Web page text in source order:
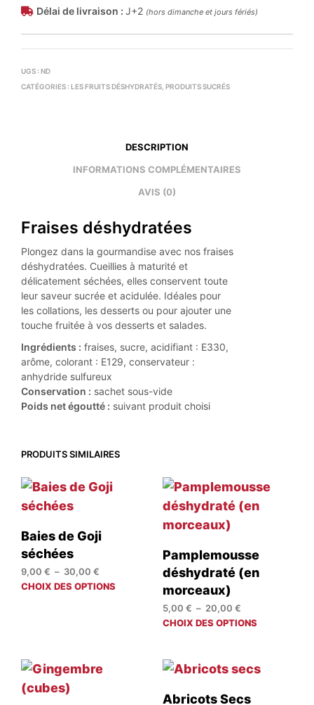
Délai de livraison : J+2 (hors dimanche et jours fériés)
UGS : ND
CATÉGORIES : LES FRUITS DÉSHYDRATÉS PRODUITS SUCRÉS
DESCRIPTION
INFORMATIONS COMPLÉMENTAIRES
AVIS (0)
Fraises déshydratées
Plongez dans la gourmandise avec nos fraises
déshydratées. Cueillies à maturité et
délicatement séchées, elles conservent toute
leur saveur sucrée et acidulée. Idéales pour
les collations, les desserts ou pour ajouter une
touche fruitée à vos desserts et salades.
Ingrédients : fraises, sucre, acidifiant : E330,
arôme, colorant : E129, conservateur :
anhydride sulfureux
Conservation : sachet sous-vide
Poids net égoutté : suivant produit choisi
PRODUITS SIMILAIRES
Baies de Goji
séchées
9,00 € – 30,00 €
de
CHOIX DES OPTIONS
Ce
plusieurs
Les
options
Pamplemousse
déshydraté (en
morceaux)
5,00 € – 20,00 €Plage
de
20,00 €
CHOIX DES OPTIONS
Abricots Secs